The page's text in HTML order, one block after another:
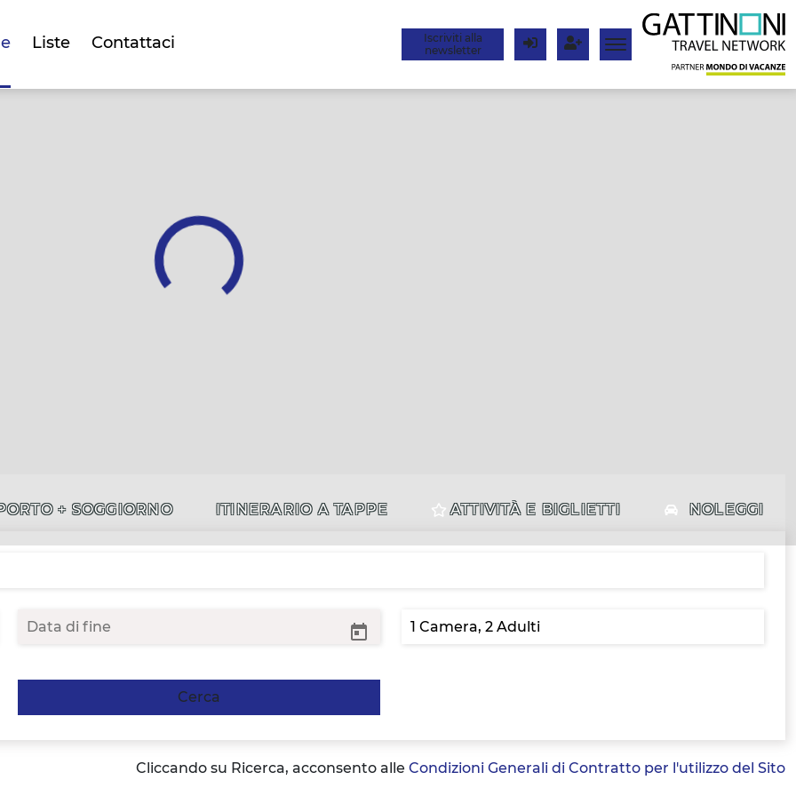
Liste Contattaci
Iscriviti alla
newsletter
Registrati
+ SOGGIORNO ITINERARIO A TAPPE ATTIVITÀ E BIGLIETTI NOLEGGI
Cerca
Cliccando su Ricerca, acconsento alle Condizioni Generali di Contratto per l'utilizzo del Sito